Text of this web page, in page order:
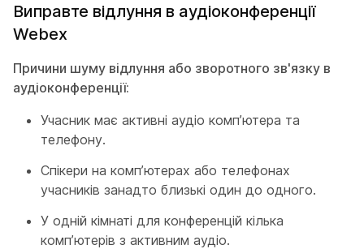
Виправте відлуння в аудіоконференції
Webex
Причини шуму відлуння або зворотного зв'язку в
аудіоконференції:
Учасник має активні аудіо комп’ютера та
телефону.
Спікери на комп’ютерах або телефонах
учасників занадто близькі один до одного.
У одній кімнаті для конференцій кілька
комп’ютерів з активним аудіо.